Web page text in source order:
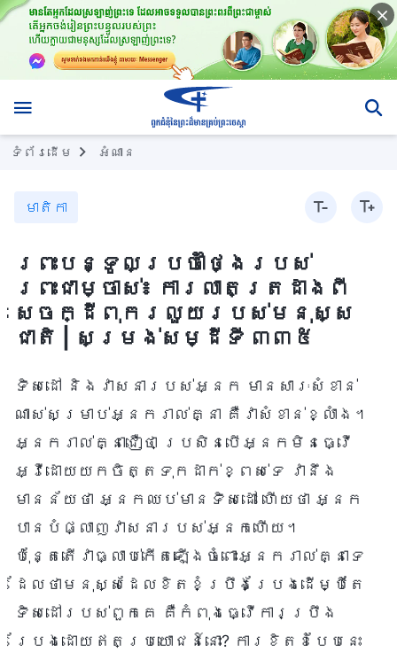
ទំព័រ​ដើម អំណាន
មាតិកា
ព្រះបន្ទូលប្រចាំថ្ងៃរបស់
ព្រះជាម្ចាស់៖ ការលាតត្រដាងពី
សេចក្ដីពុករលួយរបស់មនុស្ស
ជាតិ | សម្រង់សម្ដីទី ៣៣៥
ទិសដៅ និងវាសនារបស់អ្នក មានសារៈសំខាន់
ណាស់សម្រាប់អ្នករាល់គ្នា គឺវាសំខាន់ខ្លាំង។
អ្នករាល់គ្នាជឿថា ប្រសិនបើអ្នកមិនធ្វើ
អ្វីដោយយកចិត្តទុកដាក់ខ្ពស់ទេ វានឹង
មានន័យថា អ្នកឈប់មានទិសដៅ ហើយថា អ្នក
បានបំផ្លាញវាសនារបស់អ្នកហើយ។
ប៉ុន្តែតើវាធ្លាប់កើតឡើងចំពោះអ្នករាល់គ្នាទេ
ដែលថាមនុស្សដែលខិតខំប្រឹងប្រែងដើម្បីតែ
ទិសដៅរបស់ពួកគេ គឺកំពុងធ្វើការប្រឹង
ប្រែងដោយឥតប្រយោជន៍នោះ? ការខិតខំបែបនេះ